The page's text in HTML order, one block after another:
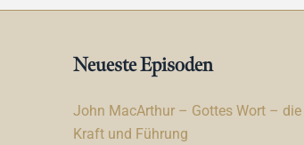
Neueste Episoden
John MacArthur – Gottes Wort – die
Kraft und Führung